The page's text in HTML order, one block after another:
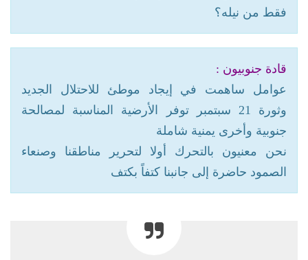
فقط من نيله؟
قادة جنوبيون :
عوامل ساهمت في إيجاد موطئ للاحتلال الجديد
وثورة 21 سبتمبر توفر الأرضية المناسبة لمصالحة
جنوبية وأخرى يمنية شاملة
نحن معنيون بالتحرك أولا لتحرير مناطقنا وصنعاء
الصمود حاضرة إلى جانبنا كتفاً بكتف